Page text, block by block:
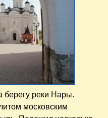
берегу реки Нары.
московским